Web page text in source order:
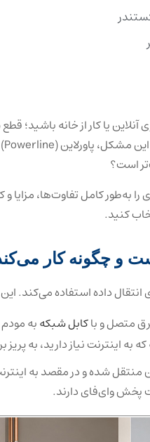
یا کار از خانه باشید؛
است؟
را به‌طور کامل تفاوت‌ها، مزایا
کنید.
انتقال داده استفاده
متصل و باکابل شبکهبه
که به اینترنت نیاز دارید، به
شده و در مقصد به
.